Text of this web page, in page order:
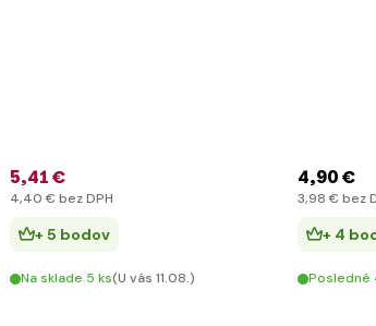
5,41 €
4,40 € bez DPH
+ 5 bodov
Na sklade 5 ks(U vás 11.08.)
4,90 €
3,98 € bez
+ 4
Posledné